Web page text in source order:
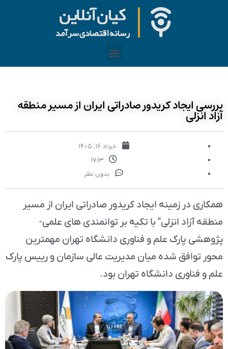
بررسی ایجاد كریدور صادراتی ایران از مسیر منطقه
آزاد انزلی
خرداد ۱۶, ۱۴۰۵
۱۷:۱۳
بدون نظر
همکاری در زمینه ایجاد کریدور صادراتی ایران از مسیر
منطقه آزاد انزلی" با تکیه بر توانمندی های علمی-
پژوهشی پارک علم و فناوری دانشگاه تهران مهمترین
محور توافق شده میان مدیریت عالی سازمان و رییس پارک
علم و فناوری دانشگاه تهران بود.